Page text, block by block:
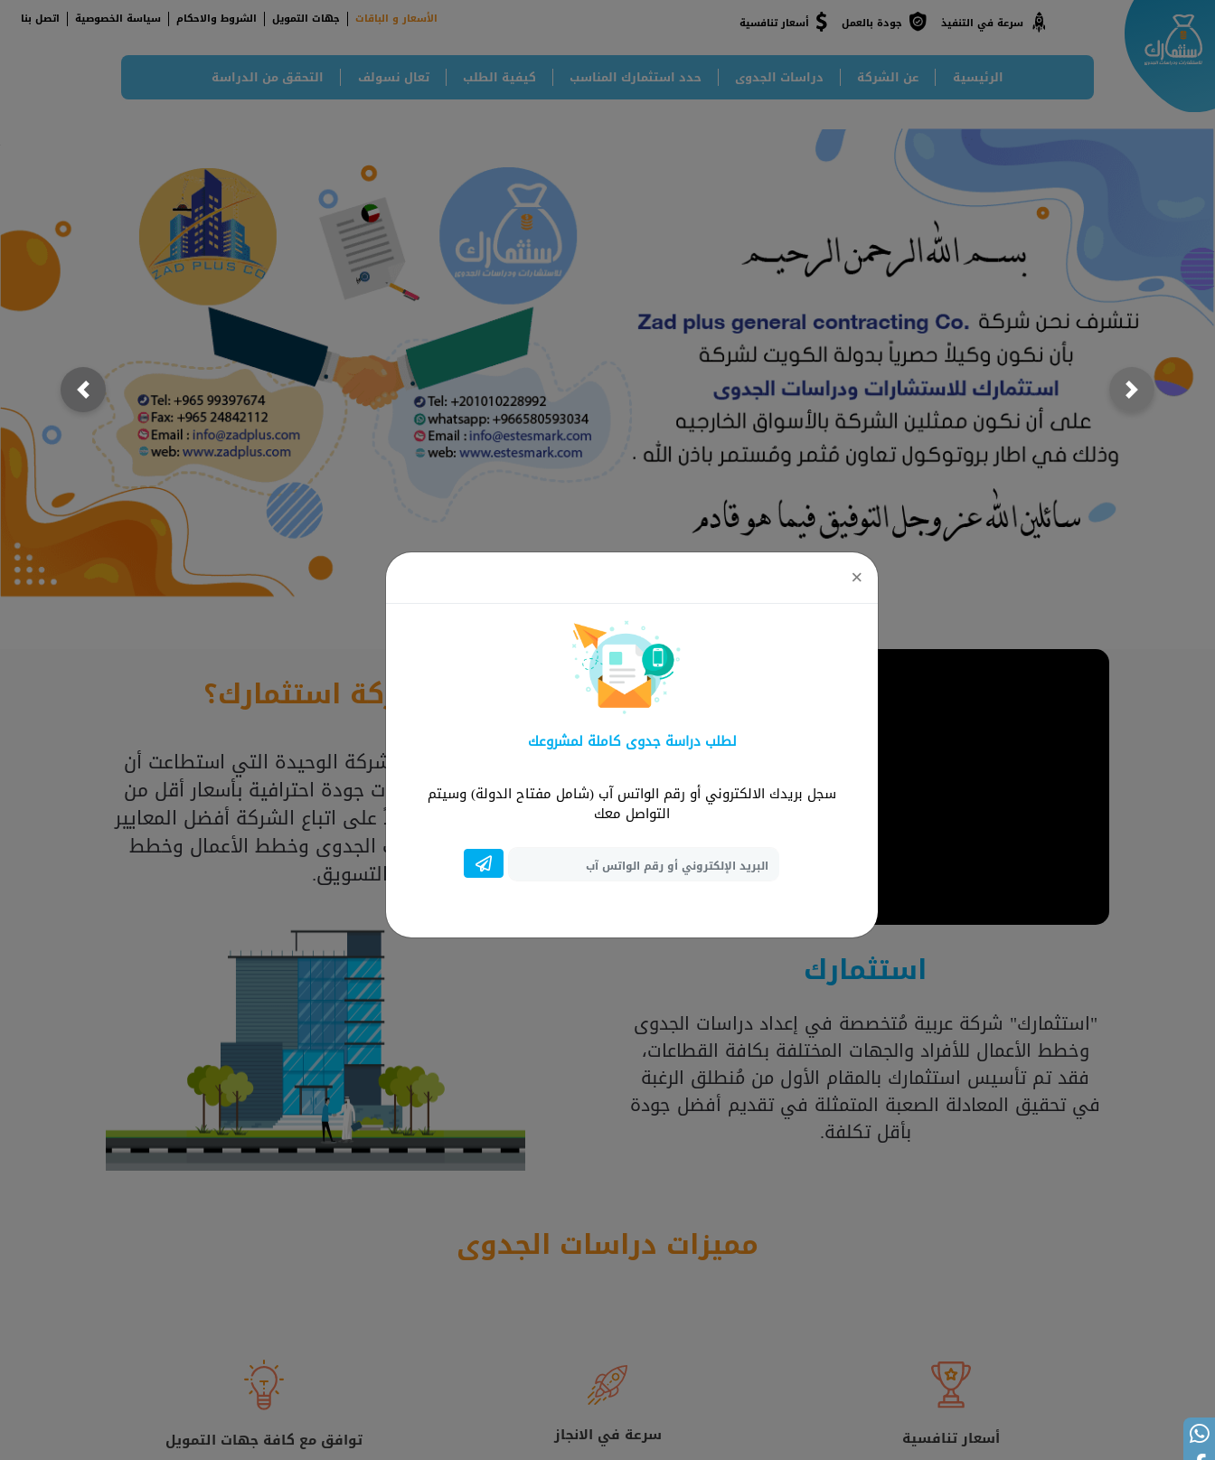
سرعة في التنفيذ جودة بالعمل أسعار تنافسية الأسعار و الباقات جهات التمويل الشروط والاحكام سياسة الخصوصية اتصل بنا
الرئيسية عن الشركة دراسات الجدوى حدد استثمارك المناسب كيفية الطلب تعال نسولف التحقق من الدراسة
Previous Next
لماذا شركة استثمارك؟
شركة استثمارك هي الشركة الوحيدة التي استطاعت أن
توفر دراسات شاملة وذات جودة احترافية بأسعار أقل من
المتواجدة بالسوق، فضلاً على اتباع الشركة أفضل المعايير
العالمية لإنشاء دراسات الجدوى وخطط الأعمال وخطط
التسويق.
استثمارك
"استثمارك" شركة عربية مُتخصصة في إعداد دراسات الجدوى
وخطط الأعمال للأفراد والجهات المختلفة بكافة القطاعات،
فقد تم تأسيس استثمارك بالمقام الأول من مُنطلق الرغبة
في تحقيق المعادلة الصعبة المتمثلة في تقديم أفضل جودة
بأقل تكلفة.
مميزات دراسات الجدوى
أسعار تنافسية سرعة في الانجاز توافق مع كافة جهات التمويل
×
لطلب دراسة جدوى كاملة لمشروعك
سجل بريدك الالكتروني أو رقم الواتس آب (شامل مفتاح الدولة) وسيتم
التواصل معك